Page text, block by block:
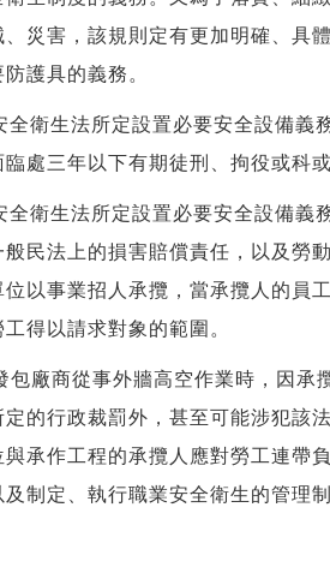
、災害，該規則定有更加明確、
護具的義務。
衛生法所定設置必要安全設備義
處三年以下有期徒刑、拘役或科
衛生法所定設置必要安全設備義
民法上的損害賠償責任，以及勞
以事業招人承攬，當承攬人的員
得以請求對象的範圍。
廠商從事外牆高空作業時，因承
的行政裁罰外，甚至可能涉犯
承作工程的承攬人應對勞工連帶
制定、執行職業安全衛生的管理